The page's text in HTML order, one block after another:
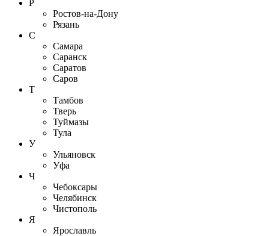
Р
Ростов-на-Дону
Рязань
С
Самара
Саранск
Саратов
Саров
Т
Тамбов
Тверь
Туймазы
Тула
У
Ульяновск
Уфа
Ч
Чебоксары
Челябинск
Чистополь
Я
Ярославль